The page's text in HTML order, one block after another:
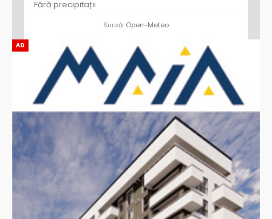
AD
Fără precipitații
Sursă: Open-Meteo